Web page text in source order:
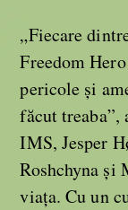
„Fiecare
Freedom
pericole și
făcut
IMS, Jesper
Roshchyna și
viața. Cu un